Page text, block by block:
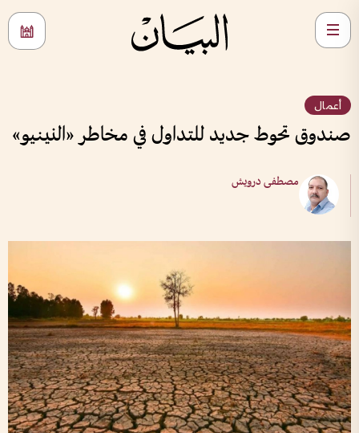
أعمال
صندوق تحوط جديد للتداول في مخاطر «النينيو»
مصطفى درويش